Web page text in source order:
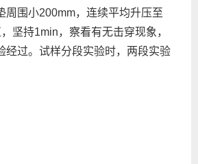
周围小200mm，连续平均升压至
坚持1min，察看有无击穿现象，
经过。试样分段实验时，两段实验